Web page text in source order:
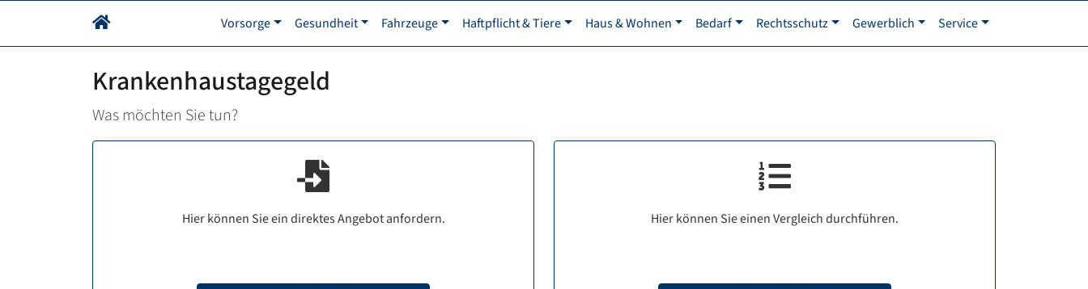
Vorsorge Gesundheit Fahrzeuge Haftpflicht & Tiere Haus & Wohnen Bedarf Rechtsschutz Gewerblich Service
Krankenhaustagegeld
Was möchten Sie tun?
Hier können Sie ein direktes Angebot anfordern. Hier können Sie einen Vergleich durchführen.